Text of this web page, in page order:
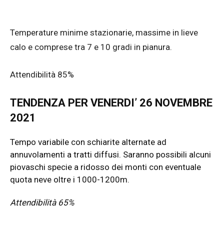
Temperature minime stazionarie, massime in lieve
calo e comprese tra 7 e 10 gradi in pianura.
Attendibilità 85%
TENDENZA PER VENERDI’ 26 NOVEMBRE
2021
Tempo variabile con schiarite alternate ad
annuvolamenti a tratti diffusi. Saranno possibili alcuni
piovaschi specie a ridosso dei monti con eventuale
quota neve oltre i 1000-1200m.
Attendibilità 65%